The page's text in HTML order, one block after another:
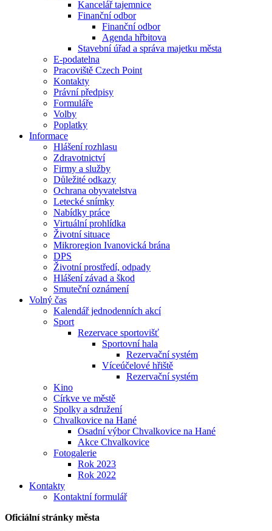
Kancelář tajemnice
Finanční odbor
Finanční odbor
Agenda hřbitova
Stavební úřad a správa majetku města
E-podatelna
Pracoviště Czech Point
Kontakty
Právní předpisy
Formuláře
Volby
Poplatky
Informace
Hlášení rozhlasu
Zdravotnictví
Firmy a služby
Důležité odkazy
Ochrana obyvatelstva
Letecké snímky
Nabídky práce
Virtuální prohlídka
Životní situace
Mikroregion Ivanovická brána
DPS
Životní prostředí, odpady
Hlášení závad a škod
Smuteční oznámení
Volný čas
Kalendář jednodenních akcí
Sport
Rezervace sportovišť
Sportovní hala
Rezervační systém
Víceúčelové hřiště
Rezervační systém
Kino
Církve ve městě
Spolky a sdružení
Chvalkovice na Hané
Osadní výbor Chvalkovice na Hané
Akce Chvalkovice
Fotogalerie
Rok 2023
Rok 2022
Kontakty
Kontaktní formulář
Oficiální stránky města